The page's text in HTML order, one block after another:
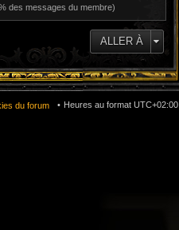
des messages du membre)
ALLER À
Heures au format UTC+02:00
du forum